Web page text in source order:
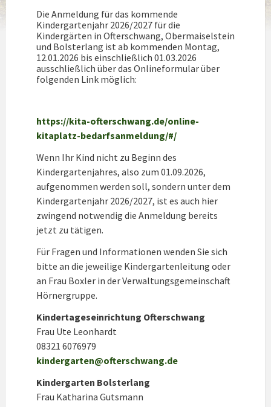
Die Anmeldung für das kommende
Kindergartenjahr 2026/2027 für die
Kindergärten in Ofterschwang, Obermaiselstein
und Bolsterlang ist ab kommenden Montag,
12.01.2026 bis einschließlich 01.03.2026
ausschließlich über das Onlineformular über
folgenden Link möglich:
https://kita-ofterschwang.de/online-
kitaplatz-bedarfsanmeldung/#/
Wenn Ihr Kind nicht zu Beginn des
Kindergartenjahres, also zum 01.09.2026,
aufgenommen werden soll, sondern unter dem
Kindergartenjahr 2026/2027, ist es auch hier
zwingend notwendig die Anmeldung bereits
jetzt zu tätigen.
Für Fragen und Informationen wenden Sie sich
bitte an die jeweilige Kindergartenleitung oder
an Frau Boxler in der Verwaltungsgemeinschaft
Hörnergruppe.
Kindertageseinrichtung Ofterschwang
Frau Ute Leonhardt
08321 6076979
kindergarten@ofterschwang.de
Kindergarten Bolsterlang
Frau Katharina Gutsmann